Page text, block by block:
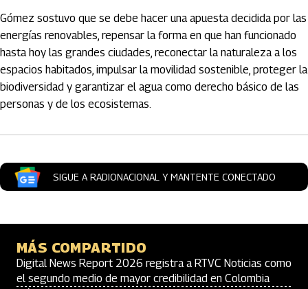
Gómez sostuvo que se debe hacer una apuesta decidida por las
energías renovables, repensar la forma en que han funcionado
hasta hoy las grandes ciudades, reconectar la naturaleza a los
espacios habitados, impulsar la movilidad sostenible, proteger la
biodiversidad y garantizar el agua como derecho básico de las
personas y de los ecosistemas.
SIGUE A RADIONACIONAL Y MANTENTE CONECTADO
MÁS COMPARTIDO
Digital News Report 2026 registra a RTVC Noticias como
el segundo medio de mayor credibilidad en Colombia